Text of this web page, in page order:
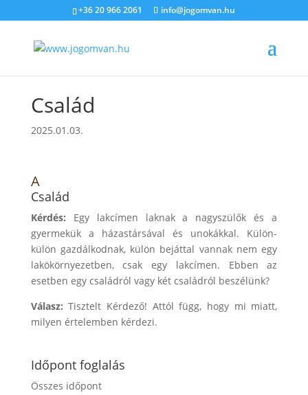
+36 20 966 2061 info@jogomvan.hu
Család
2025.01.03.
A
Család
Kérdés: Egy lakcímen laknak a nagyszülők és a
gyermekük a házastársával és unokákkal. Külön-
külön gazdálkodnak, külön bejáttal vannak nem egy
lakökörnyezetben, csak egy lakcímen. Ebben az
esetben egy családról vagy két családról beszélünk?
Válasz:Tisztelt Kérdező! Attól függ, hogy mi miatt,
milyen értelemben kérdezi.
Időpont foglalás
Összes időpont